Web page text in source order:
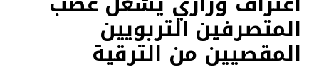
المتصرفين التربويين
المقصيين من الترقية